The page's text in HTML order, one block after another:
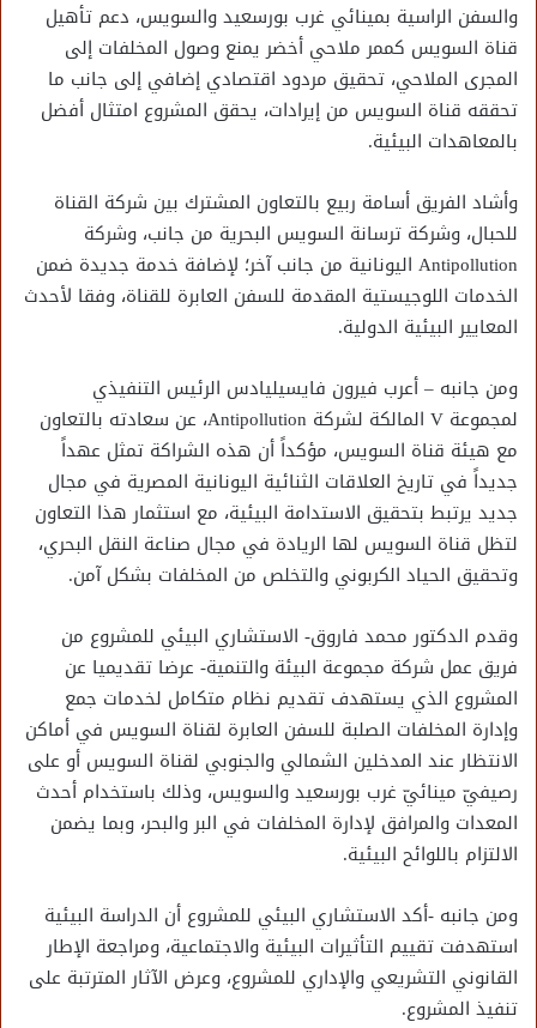
والسفن الراسية بمينائي غرب بورسعيد والسويس، دعم تأهيل
قناة السويس كممر ملاحي أخضر يمنع وصول المخلفات إلى
المجرى الملاحي، تحقيق مردود اقتصادي إضافي إلى جانب ما
تحققه قناة السويس من إيرادات، يحقق المشروع امتثال أفضل
بالمعاهدات البيئية.
وأشاد الفريق أسامة ربيع بالتعاون المشترك بين شركة القناة
للحبال، وشركة ترسانة السويس البحرية من جانب، وشركة
Antipollution اليونانية من جانب آخر؛ لإضافة خدمة جديدة ضمن
الخدمات اللوجيستية المقدمة للسفن العابرة للقناة، وفقا لأحدث
المعايير البيئية الدولية.
ومن جانبه – أعرب فيرون فايسيليادس الرئيس التنفيذي
لمجموعة V المالكة لشركة Antipollution، عن سعادته بالتعاون
مع هيئة قناة السويس، مؤكداً أن هذه الشراكة تمثل عهداً
جديداً في تاريخ العلاقات الثنائية اليونانية المصرية في مجال
جديد يرتبط بتحقيق الاستدامة البيئية، مع استثمار هذا التعاون
لتظل قناة السويس لها الريادة في مجال صناعة النقل البحري،
وتحقيق الحياد الكربوني والتخلص من المخلفات بشكل آمن.
وقدم الدكتور محمد فاروق- الاستشاري البيئي للمشروع من
فريق عمل شركة مجموعة البيئة والتنمية- عرضا تقديميا عن
المشروع الذي يستهدف تقديم نظام متكامل لخدمات جمع
وإدارة المخلفات الصلبة للسفن العابرة لقناة السويس في أماكن
الانتظار عند المدخلين الشمالي والجنوبي لقناة السويس أو على
رصيفيّ مينائيّ غرب بورسعيد والسويس، وذلك باستخدام أحدث
المعدات والمرافق لإدارة المخلفات في البر والبحر، وبما يضمن
الالتزام باللوائح البيئية.
ومن جانبه -أكد الاستشاري البيئي للمشروع أن الدراسة البيئية
استهدفت تقييم التأثيرات البيئية والاجتماعية، ومراجعة الإطار
القانوني التشريعي والإداري للمشروع، وعرض الآثار المترتبة على
تنفيذ المشروع.